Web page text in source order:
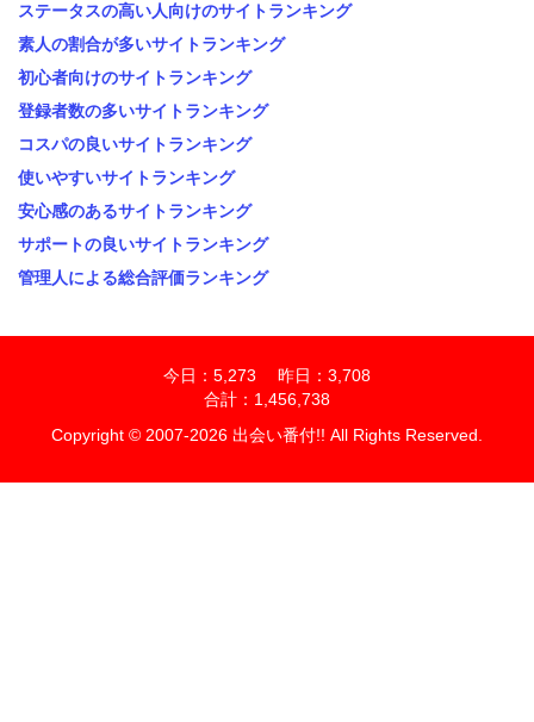
ステータスの高い人向けのサイトランキング
素人の割合が多いサイトランキング
初心者向けのサイトランキング
登録者数の多いサイトランキング
コスパの良いサイトランキング
使いやすいサイトランキング
安心感のあるサイトランキング
サポートの良いサイトランキング
管理人による総合評価ランキング
今日：5,273 昨日：3,708
合計：1,456,738
Copyright © 2007-2026 出会い番付!! All Rights Reserved.